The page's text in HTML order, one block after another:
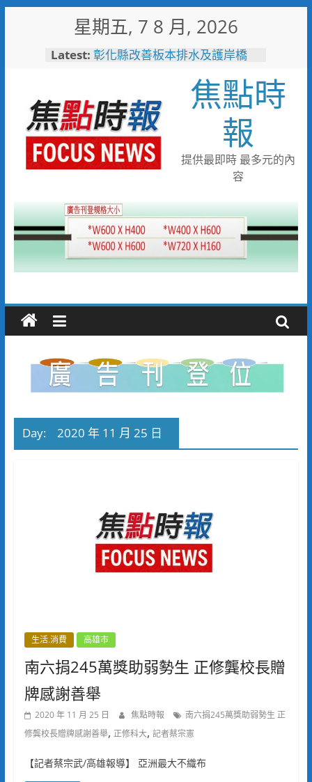
星期五, 7 8 月, 2026
Latest:
敲敲門讓愛傳進門 彰化縣獨居
老人訪查作業啟動
梁 解決大村、秀水淹水問題
小米之家進駐高雄義享時尚廣
場 父親節開幕祭三重超狂優惠
少子化時代的地方解方！彰化市
未婚聯誼6年促成10對佳偶
彰化縣長參選人魏平政率議員團
隊攜手造勢 盼翻轉彰化打造新
焦點時
報
提供最即時 最多元的內
容
Day: 2020 年 11 月 25 日
生活.消費 高雄市
南六捐245萬獎助弱勢生 正修龔校長贈
牌感謝善舉
2020 年 11 月 25 日 焦點時報
南六捐245萬獎助弱勢生 正
修龔校長贈牌感謝善舉, 正修科大, 記者蔡宗憲
【記者蔡宗武/高雄報導】 亞洲最大不織布